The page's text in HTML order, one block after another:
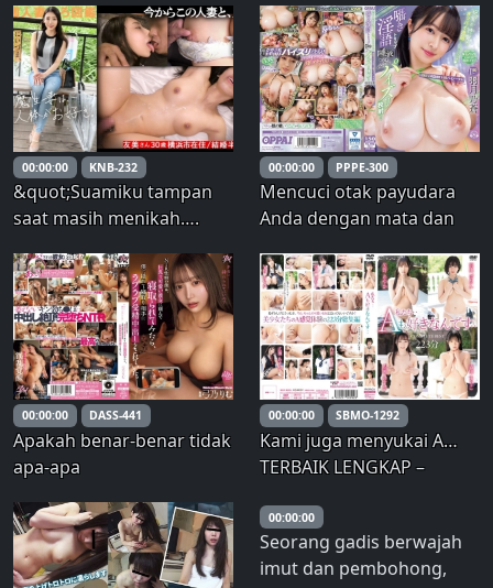
akan menikah lagi, karena
dia ingin membuat
kenangan. Moko Sakura –
Sakura Moko
Kebangkitan seks setelah
dua bulan berpantang.
Ayaka Kawakita – Saika
Kawakita
00:00:00 KNB-232
&quot;Suamiku tampan
saat masih menikah….
sensasinya tidak
cukup!&quot; (Dilamar
untuk AV.) Seorang
Wanita Cantik yang Sudah
Menikah Berteriak Karena
Hasrat Seks yang Luar Bia
00:00:00 PPPE-300
Mencuci otak payudara
Anda dengan mata dan
obrolan kotor, air liur
yang berantakan, seks
payudara, dan ejakulasi!
Aoi Hazuki – Noao Hazuki
00:00:00 DASS-441
Apakah benar-benar tidak
apa-apa
punya fetish NTR, jadi aku
meminta pacarku yang
imut dengan payudara
00:00:00 SBMO-1292
Kami juga menyukai A…
TERBAIK LENGKAP –
00:00:00
Seorang gadis berwajah
imut dan pembohong,